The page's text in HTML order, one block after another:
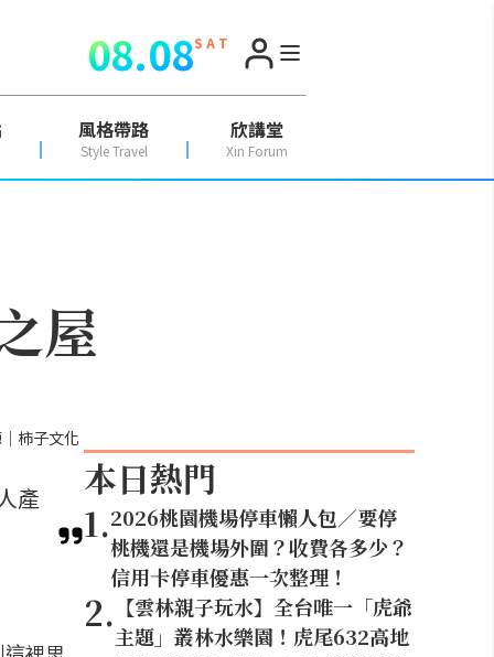
08.08S A T
風格帶路
Style Travel
欣講堂
Xin Forum
屋
柿子文化
產
本日熱門
1.2026桃園機場停車懶人包／要停
桃機還是機場外圍？收費各多少？
信用卡停車優惠一次整理！
2. 【雲林親子玩水】全台唯一「虎爺
主題」叢林水樂園！虎尾632高地